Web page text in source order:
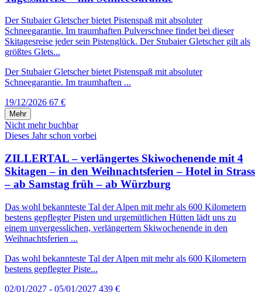
Der Stubaier Gletscher bietet Pistenspaß mit absoluter
Schneegarantie. Im traumhaften Pulverschnee findet bei dieser
Skitagesreise jeder sein Pistenglück. Der Stubaier Gletscher gilt als
größtes Glets...
Der Stubaier Gletscher bietet Pistenspaß mit absoluter
Schneegarantie. Im traumhaften ...
19/12/2026 67 €
Mehr
Nicht mehr buchbar
Dieses Jahr schon vorbei
ZILLERTAL – verlängertes Skiwochenende mit 4
Skitagen – in den Weihnachtsferien – Hotel in Strass
– ab Samstag früh – ab Würzburg
Das wohl bekannteste Tal der Alpen mit mehr als 600 Kilometern
bestens gepflegter Pisten und urgemütlichen Hütten lädt uns zu
einem unvergesslichen, verlängertem Skiwochenende in den
Weihnachtsferien ...
Das wohl bekannteste Tal der Alpen mit mehr als 600 Kilometern
bestens gepflegter Piste...
02/01/2027 - 05/01/2027 439 €